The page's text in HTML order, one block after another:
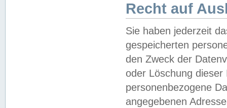
Recht auf
Sie haben jederzeit
gespeicherten
den Zweck der
oder Löschung
personenbezogene
angegebenen